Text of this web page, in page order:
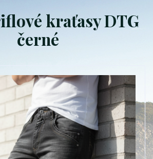
kraťasy DTG
černé